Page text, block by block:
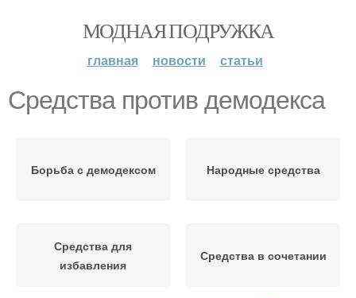
МОДНАЯ ПОДРУЖКА
главная новости статьи
Средства против демодекса
Борьба с демодексом Народные средства
Средства для
избавления
Средства в сочетании